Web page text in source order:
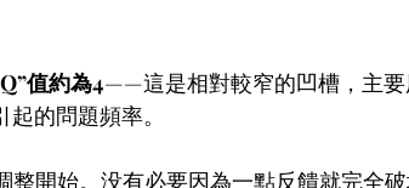
值約為4——這是相對較窄的凹槽，主要
的問題頻率。
開始。没有必要因為一點反饋就完全破